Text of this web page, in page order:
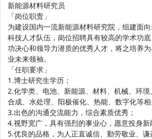
新能源材料研究员
「岗位职责」
为建设国内一流新能源材料研究院，组建面
科技人才队伍，岗位招聘具有较高的学术功
功决心和领导力潜质的优秀人才，将之培养
业未来领袖。
「任职要求」
1.博士研究生学历；
2.化学类、电池、新能源、材料、机械、环
合成、水处理、阳极催化、热能、数字化等相
3.出色的沟通交流能力，综合素质优秀；
4.视野宽广，具有强烈的事业心，愿意投身新
5.优良的品格，为人正直诚信、勤劳敬业、谦